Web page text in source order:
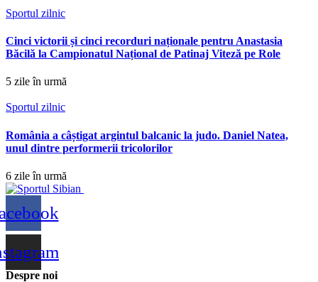
Sportul zilnic
Cinci victorii și cinci recorduri naționale pentru Anastasia
Băcilă la Campionatul Național de Patinaj Viteză pe Role
5 zile în urmă
Sportul zilnic
România a câștigat argintul balcanic la judo. Daniel Natea,
unul dintre performerii tricolorilor
6 zile în urmă
Despre noi